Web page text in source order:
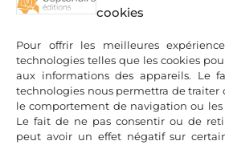
cookies
Pour offrir les meilleures
technologies telles que les cookies
aux informations des appareils. Le
technologies nous permettra de traiter
le comportement de navigation ou les
Le fait de ne pas consentir ou de
peut avoir un effet négatif sur
Espace libraires
Nous contacter
Vente
de